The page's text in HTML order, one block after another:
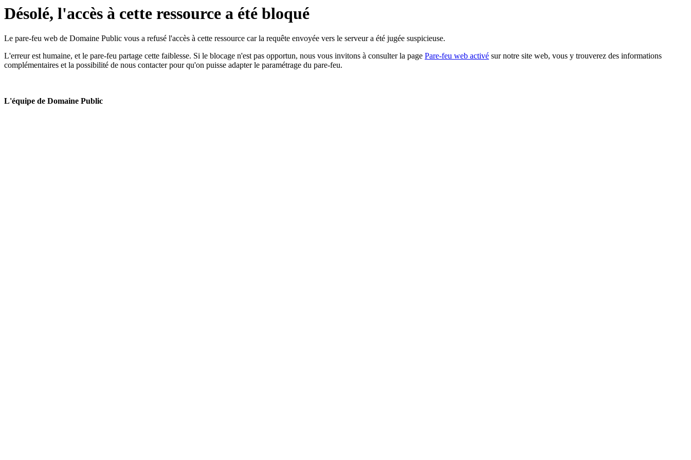
Désolé, l'accès à cette ressource a été bloqué
Le pare-feu web de Domaine Public vous a refusé l'accès à cette ressource car la requête envoyée vers le serveur a été jugée suspicieuse.
L'erreur est humaine, et le pare-feu partage cette faiblesse. Si le blocage n'est pas opportun, nous vous invitons à consulter la page Pare-feu web activé sur notre site web, vous y trouverez des informations
complémentaires et la possibilité de nous contacter pour qu'on puisse adapter le paramétrage du pare-feu.
L'équipe de Domaine Public